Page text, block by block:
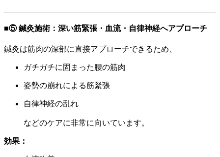
■⑤ 鍼灸施術：深い筋緊張・血流・自律神経へアプローチ
鍼灸は筋肉の深部に直接アプローチできるため、
ガチガチに固まった腰の筋肉
姿勢の崩れによる筋緊張
自律神経の乱れ
などのケアに非常に向いています。
効果：